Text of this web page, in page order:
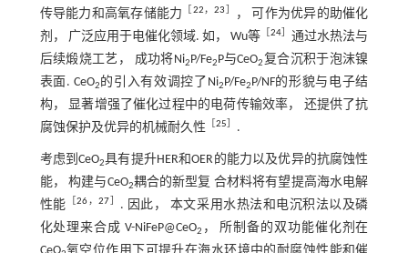
传导能力和高氧存储能力
22，23
， 可作为优异的助催化
剂， 广泛应用于电催化领域. 如， Wu等 ［24 ］通过水热法与
后续煅烧工艺， 成功将Ni2P/Fe2P与CeO2复合沉积于泡沫镍
表面. CeO2 的引入有效调控了Ni2P/Fe2P/NF的形貌与电子结
构， 显著增强了催化过程中的电荷传输效率， 还提供了抗
腐蚀保护及优异的机械耐久性
25 .
考虑到CeO2具有提升HER和OER的能力以及优异的抗腐蚀性
能， 构建与CeO2耦合的新型复 合材料将有望提高海水电解
性能 ［26，27
. 因此， 本文采用水热法和电沉积法以及磷
化处理来合成 V-NiFeP@CeO2 ， 所制备的双功能催化剂在